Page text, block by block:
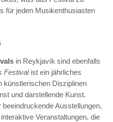
für jeden Musikenthusiasten
in Reykjavík sind ebenfalls
Festivalist ein jährliches
künstlerischen Disziplinen
und darstellende Kunst.
Ausstellungen,
Veranstaltungen, die